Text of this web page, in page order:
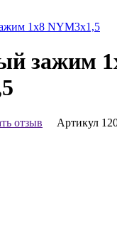
1x8 NYM3x1,5
зажим
отзыв Артикул